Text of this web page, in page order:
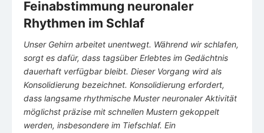
Feinabstimmung neuronaler
Rhythmen im Schlaf
Unser Gehirn arbeitet unentwegt. Während wir schlafen,
sorgt es dafür, dass tagsüber Erlebtes im Gedächtnis
dauerhaft verfügbar bleibt. Dieser Vorgang wird als
Konsolidierung bezeichnet. Konsolidierung erfordert,
dass langsame rhythmische Muster neuronaler Aktivität
möglichst präzise mit schnellen Mustern gekoppelt
werden, insbesondere im Tiefschlaf. Ein